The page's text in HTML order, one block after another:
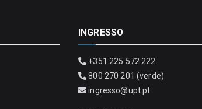
INGRESSO
+351 225 572 222
800 270 201 (verde)
ingresso@upt.pt